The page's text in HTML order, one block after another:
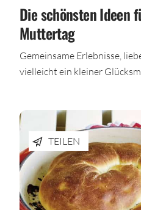
Die schönsten Ideen
Muttertag
Gemeinsame Erlebnisse,
vielleicht ein kleiner
TEILEN